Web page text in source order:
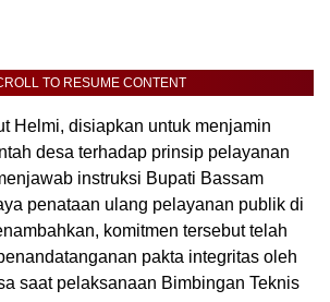
TO RESUME CONTENT
Helmi, disiapkan untuk menjamin
desa terhadap prinsip pelayanan
instruksi Bupati Bassam
penataan ulang pelayanan publik di
komitmen tersebut telah
pakta integritas oleh
saat pelaksanaan Bimbingan Teknis